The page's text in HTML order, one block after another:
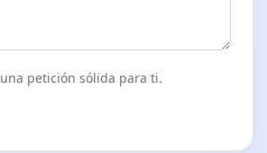
petición sólida para ti.